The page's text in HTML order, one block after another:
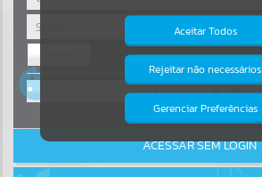
Por favor, aguarde...
Por favor, aguarde...
OU
Cadastre-se|Recuperar Senha
ACESSAR SEM LOGIN
Aceitar Todos
Rejeitar não necessários
Gerenciar Preferências
Isto significa que diversos recursos
providenciados poderão não estar